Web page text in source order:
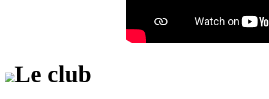
Le club